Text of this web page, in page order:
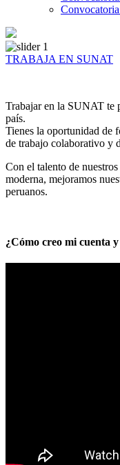
TRABAJA EN SUNAT
Trabajar en la SUNAT te
país.
Tienes la oportunidad de
de trabajo colaborativo y
Con el talento de
moderna, mejoramos
peruanos.
¿Cómo creo mi cuenta